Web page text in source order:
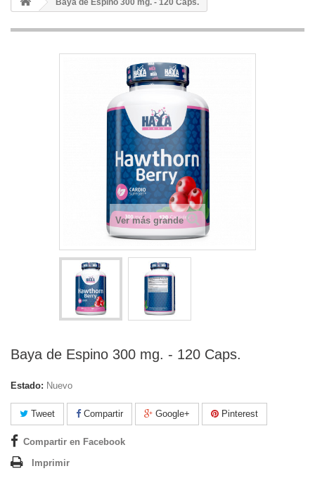
Baya de Espino 300 mg. - 120 Caps.
Ver más grande
Baya de Espino 300 mg. - 120 Caps.
Estado: Nuevo
Tweet Compartir Google+ Pinterest
Compartir en Facebook
Imprimir